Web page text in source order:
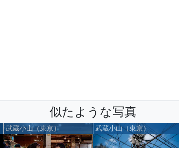
似たような写真
武蔵小山（東京） 武蔵小山（東京）